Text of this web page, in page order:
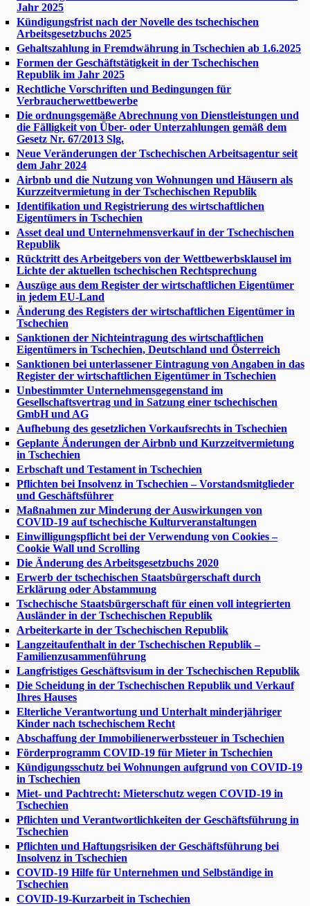
Jahr 2025
Kündigungsfrist nach der Novelle des tschechischen
Arbeitsgesetzbuchs 2025
Gehaltszahlung in Fremdwährung in Tschechien ab 1.6.2025
Formen der Geschäftstätigkeit in der Tschechischen
Republik im Jahr 2025
Rechtliche Vorschriften und Bedingungen für
Verbraucherwettbewerbe
Die ordnungsgemäße Abrechnung von Dienstleistungen und
die Fälligkeit von Über- oder Unterzahlungen gemäß dem
Gesetz Nr. 67/2013 Slg.
Neue Veränderungen der Tschechischen Arbeitsagentur seit
dem Jahr 2024
Airbnb und die Nutzung von Wohnungen und Häusern als
Kurzzeitvermietung in der Tschechischen Republik
Identifikation und Registrierung des wirtschaftlichen
Eigentümers in Tschechien
Asset deal und Unternehmensverkauf in der Tschechischen
Republik
Rücktritt des Arbeitgebers von der Wettbewerbsklausel im
Lichte der aktuellen tschechischen Rechtsprechung
Auszüge aus dem Register der wirtschaftlichen Eigentümer
in jedem EU-Land
Änderung des Registers der wirtschaftlichen Eigentümer in
Tschechien
Sanktionen der Nichteintragung des wirtschaftlichen
Eigentümers in Tschechien, Deutschland und Österreich
Sanktionen bei unterlassener Eintragung von Angaben in das
Register der wirtschaftlichen Eigentümer in Tschechien
Unbestimmter Unternehmensgegenstand im
Gesellschaftsvertrag und in Satzung einer tschechischen
GmbH und AG
Aufhebung des gesetzlichen Vorkaufsrechts in Tschechien
Geplante Änderungen der Airbnb und Kurzzeitvermietung
in Tschechien
Erbschaft und Testament in Tschechien
Pflichten bei Insolvenz in Tschechien – Vorstandsmitglieder
und Geschäftsführer
Maßnahmen zur Minderung der Auswirkungen von
COVID-19 auf tschechische Kulturveranstaltungen
Einwilligungspflicht bei der Verwendung von Cookies –
Cookie Wall und Scrolling
Die Änderung des Arbeitsgesetzbuchs 2020
Erwerb der tschechischen Staatsbürgerschaft durch
Erklärung oder Abstammung
Tschechische Staatsbürgerschaft für einen voll integrierten
Ausländer in der Tschechischen Republik
Arbeiterkarte in der Tschechischen Republik
Langzeitaufenthalt in der Tschechischen Republik –
Familienzusammenführung
Langfristiges Geschäftsvisum in der Tschechischen Republik
Die Scheidung in der Tschechischen Republik und Verkauf
Ihres Hauses
Elterliche Verantwortung und Unterhalt minderjähriger
Kinder nach tschechischem Recht
Abschaffung der Immobilienerwerbssteuer in Tschechien
Förderprogramm COVID-19 für Mieter in Tschechien
Kündigungsschutz bei Wohnungen aufgrund von COVID-19
in Tschechien
Miet- und Pachtrecht: Mieterschutz wegen COVID-19 in
Tschechien
Pflichten und Verantwortlichkeiten der Geschäftsführung in
Tschechien
Pflichten und Haftungsrisiken der Geschäftsführung bei
Insolvenz in Tschechien
COVID-19 Hilfe für Unternehmen und Selbständige in
Tschechien
COVID-19-Kurzarbeit in Tschechien